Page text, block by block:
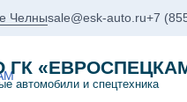
Челныsale@esk-auto.ru+7
ГК
автомобили и спецтехника